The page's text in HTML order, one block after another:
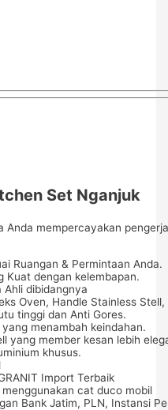
Set Nganjuk
Anda mempercayakan
Ruangan & Permintaan Anda.
Kuat dengan kelembapan.
Ahli dibidangnya
Oven, Handle Stainless
tinggi dan Anti Gores.
menambah keindahan.
yang member kesan lebih
khusus.
Import Terbaik
cat duco mobil
Bank Jatim, PLN, Instansi